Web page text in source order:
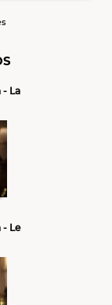
- La
- Le